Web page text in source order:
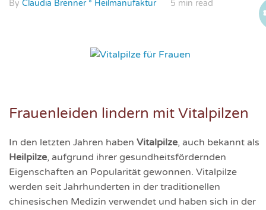
By Claudia Brenner * Heilmanufaktur 5 min read
Frauenleiden lindern mit Vitalpilzen
In den letzten Jahren haben Vitalpilze, auch bekannt als
Heilpilze, aufgrund ihrer gesundheitsfördernden
Eigenschaften an Popularität gewonnen. Vitalpilze
werden seit Jahrhunderten in der traditionellen
chinesischen Medizin verwendet und haben sich in der